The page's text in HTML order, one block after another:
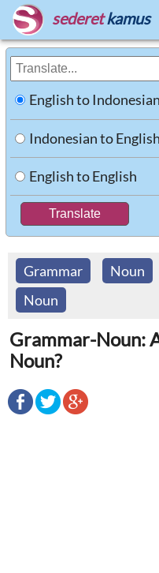
sederet kamus
English to Indonesian
Indonesian to English
English to English
Grammar Noun
Noun
Grammar-Noun:
Noun?